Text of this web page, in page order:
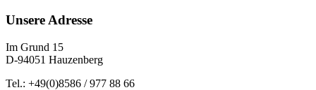
Unsere Adresse
Im Grund 15
D-94051 Hauzenberg
Tel.: +49(0)8586 / 977 88 66